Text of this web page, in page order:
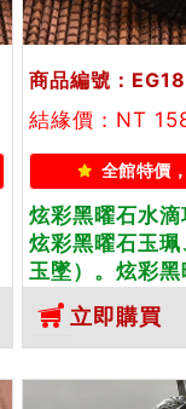
商品編號：
結緣價：NT
全館特價
炫彩黑曜石水
炫彩黑曜石玉
玉墜）。炫彩
EG184。客製
石水滴吊墜玉
寶石保證卡
立即購買